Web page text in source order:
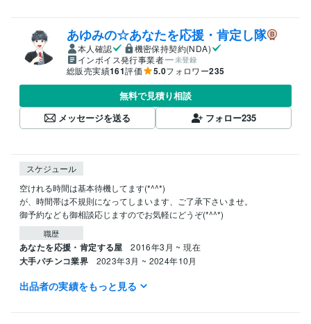
あゆみの☆あなたを応援・肯定し隊
本人確認
機密保持契約(NDA)
インボイス発行事業者
未登録
総販売実績161評価 5.0フォロワー235
無料で見積り相談
メッセージを送る
フォロー235
スケジュール
空けれる時間は基本待機してます(*^^*)
が、時間帯は不規則になってしまいます、ご了承下さいませ。
御予約なども御相談応じますのでお気軽にどうぞ(*^^*)
職歴
あなたを応援・肯定する屋 2016年3月 ~ 現在
大手パチンコ業界 2023年3月 ~ 2024年10月
受賞歴
ーランスになれたおめでとう賞
出品者の実績をもっと見る